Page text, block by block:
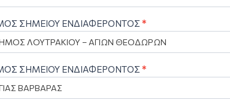
ΣΗΜΕΙΟΥ ΕΝΔΙΑΦΕΡΟΝΤΟΣ*
ΣΗΜΕΙΟΥ ΕΝΔΙΑΦΕΡΟΝΤΟΣ*